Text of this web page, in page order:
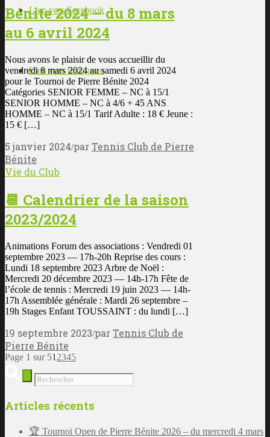
Lien vers Facebook
Lien vers Instagram
Bénite 2024 – du 8 mars
au 6 avril 2024
Nous avons le plaisir de vous accueillir du
vendredi 8 mars 2024 au samedi 6 avril 2024
pour le Tournoi de Pierre Bénite 2024
Catégories SENIOR FEMME – NC à 15/1
SENIOR HOMME – NC à 4/6 + 45 ANS
HOMME – NC à 15/1 Tarif Adulte : 18 € Jeune :
15 € […]
5 janvier 2024/parTennis Club de Pierre
Bénite
Vie du Club
📆 Calendrier de la saison
2023/2024
Animations Forum des associations : Vendredi 01
septembre 2023 — 17h-20h Reprise des cours :
Lundi 18 septembre 2023 Arbre de Noël :
Mercredi 20 décembre 2023 — 14h-17h Fête de
l’école de tennis : Mercredi 19 juin 2023 — 14h-
17h Assemblée générale : Mardi 26 septembre –
19h Stages Enfant TOUSSAINT : du lundi […]
19 septembre 2023/parTennis Club de
Pierre Bénite
Page 1 sur 51 2345
Articles récents
🏆 Tournoi Open de Pierre Bénite 2026 – du mercredi 4 mars